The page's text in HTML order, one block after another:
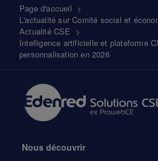
Fil
d'Ariane
Page d'accueil >
L'actualité sur Comité social et
Actualité CSE >
Intelligence artificielle et plateforme
personnalisation en 2026
Nous découvrir